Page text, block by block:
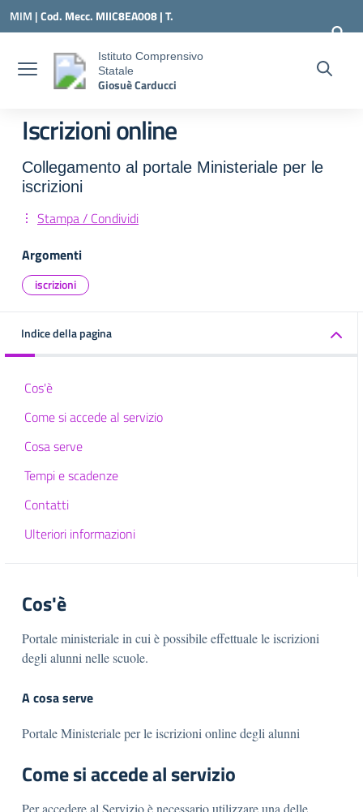
Vai ai contenuti
Vai al menu di navigazione
Vai al footer
MIM |Cod. Mecc. MIIC8EA008 | T.
MIIC8EA008@ISTRUZIONE.IT
Istituto Comprensivo
Statale
Giosuè Carducci
Iscrizioni online
Collegamento al portale Ministeriale per le
iscrizioni
Stampa / Condividi
Argomenti
iscrizioni
Indice della pagina
Cos'è
Come si accede al servizio
Cosa serve
Tempi e scadenze
Contatti
Ulteriori informazioni
Cos'è
Portale ministeriale in cui è possibile effettuale le iscrizioni
degli alunni nelle scuole.
A cosa serve
Portale Ministeriale per le iscrizioni online degli alunni
Come si accede al servizio
Per accedere al Servizio è necessario utilizzare una delle